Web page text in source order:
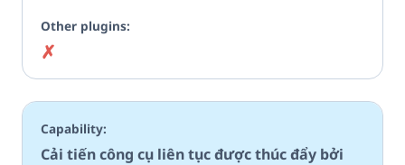
✗
Cải tiến công cụ liên tục được thúc đẩy bởi